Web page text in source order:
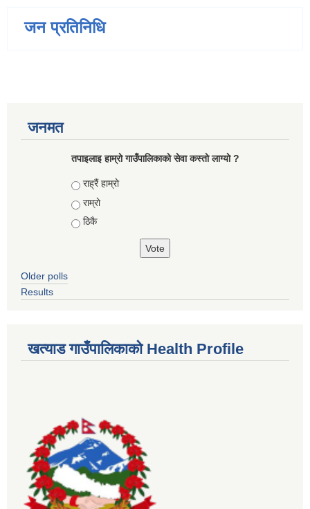
जन प्रतिनिधि
जनमत
तपाइलाइ हाम्राे गाउँपालिकाकाे सेवा कस्ताे लाग्याे ?
Choices
राह्रैं हाम्राे
राम्राे
ठिकै
Older polls
Results
खत्याड गाउँपालिकाकाे Health Profile